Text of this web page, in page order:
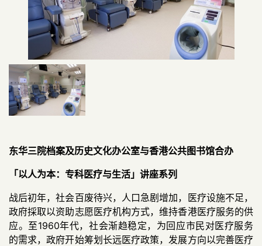
东华三院档案及历史文化办公室与香港公共图书馆合办
「以人为本：专科医疗与生活」讲座系列
战后初年，社会百废待兴，人口急剧增加，医疗设施不足，
政府採取以资助志愿医疗机构方式，维持香港医疗服务的供
应。至1960年代，社会渐趋稳定，为回应市民对医疗服务
的需求，政府开始筹划长远医疗政策，发展方向以完善医疗